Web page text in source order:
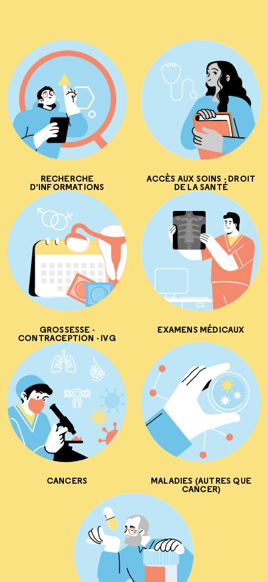
RECHERCHE
D'INFORMATIONS
ACCÈS AUX SOINS - DROIT
DE LA SANTÉ
GROSSESSE -
CONTRACEPTION - IVG
EXAMENS MÉDICAUX
CANCERS MALADIES (AUTRES QUE
CANCER)